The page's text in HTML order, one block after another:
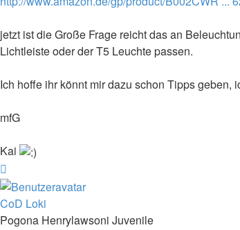
jetzt ist die Große Frage reicht das an
Lichtleiste oder der T5 Leuchte passen.
Ich hoffe ihr könnt mir dazu schon Tipps geben,
mfG
Kai
oben
CoD Loki
Pogona Henrylawsoni Juvenile